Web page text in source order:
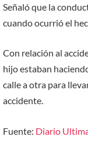
Señaló que la
cuando ocurrió el
Con relación al
hijo estaban
calle a otra para
accidente.
Fuente: Diario